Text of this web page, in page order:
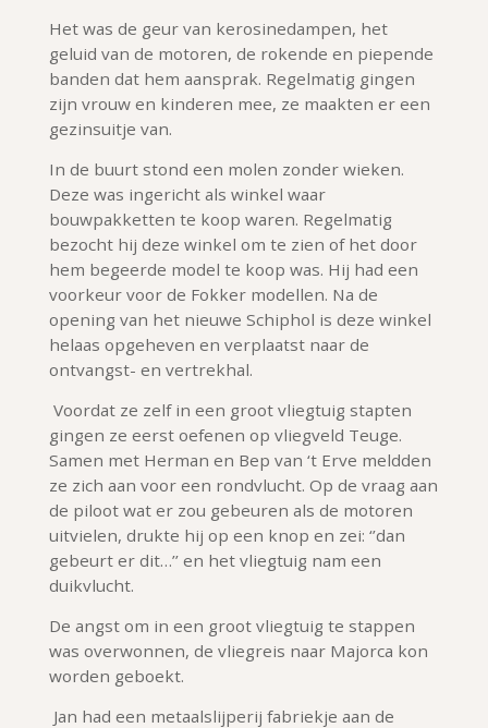
Het was de geur van kerosinedampen, het
geluid van de motoren, de rokende en piepende
banden dat hem aansprak. Regelmatig gingen
zijn vrouw en kinderen mee, ze maakten er een
gezinsuitje van.
In de buurt stond een molen zonder wieken.
Deze was ingericht als winkel waar
bouwpakketten te koop waren. Regelmatig
bezocht hij deze winkel om te zien of het door
hem begeerde model te koop was. Hij had een
voorkeur voor de Fokker modellen. Na de
opening van het nieuwe Schiphol is deze winkel
helaas opgeheven en verplaatst naar de
ontvangst- en vertrekhal.
Voordat ze zelf in een groot vliegtuig stapten
gingen ze eerst oefenen op vliegveld Teuge.
Samen met Herman en Bep van ‘t Erve meldden
ze zich aan voor een rondvlucht. Op de vraag aan
de piloot wat er zou gebeuren als de motoren
uitvielen, drukte hij op een knop en zei: ‘’dan
gebeurt er dit…’’ en het vliegtuig nam een
duikvlucht.
De angst om in een groot vliegtuig te stappen
was overwonnen, de vliegreis naar Majorca kon
worden geboekt.
Jan had een metaalslijperij fabriekje aan de